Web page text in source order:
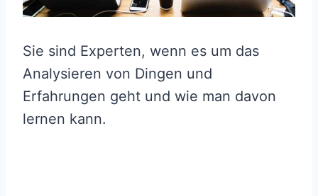
Sie sind Experten, wenn es um das
Analysieren von Dingen und
Erfahrungen geht und wie man davon
lernen kann.